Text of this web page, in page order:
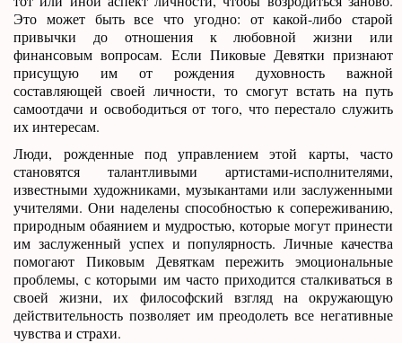
Это может быть все что угодно: от какой-либо старой
привычки до отношения к любовной жизни или
финансовым вопросам. Если Пиковые Девятки признают
присущую им от рождения духовность важной
составляющей своей личности, то смогут встать на путь
самоотдачи и освободиться от того, что перестало служить
их интересам.
Люди, рожденные под управлением этой карты, часто
становятся талантливыми артистами-исполнителями,
известными художниками, музыкантами или заслуженными
учителями. Они наделены способностью к сопереживанию,
природным обаянием и мудростью, которые могут принести
им заслуженный успех и популярность. Личные качества
помогают Пиковым Девяткам пережить эмоциональные
проблемы, с которыми им часто приходится сталкиваться в
своей жизни, их философский взгляд на окружающую
действительность позволяет им преодолеть все негативные
чувства и страхи.